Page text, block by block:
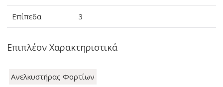
Επίπεδα 3
Επιπλέον Χαρακτηριστικά
Ανελκυστήρας Φορτίων